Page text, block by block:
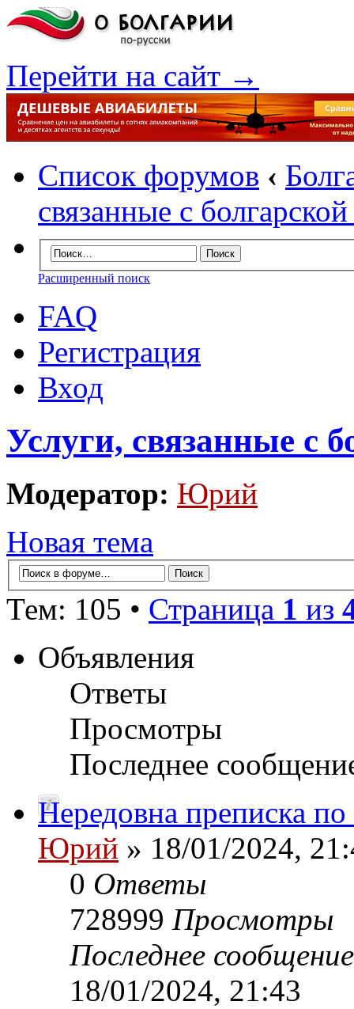
Перейти на сайт →
Список форумов ‹
связанные с
Расширенный поиск
FAQ
Регистрация
Вход
Услуги, связанные с
Модератор: Юрий
Новая тема
Тем: 105 • Страница 1 из
Объявления
Ответы
Просмотры
Последнее
Нередовна преписка
Юрий » 18/01/2024,
0 Ответы
728999 Просмотры
Последнее
18/01/2024, 21:43